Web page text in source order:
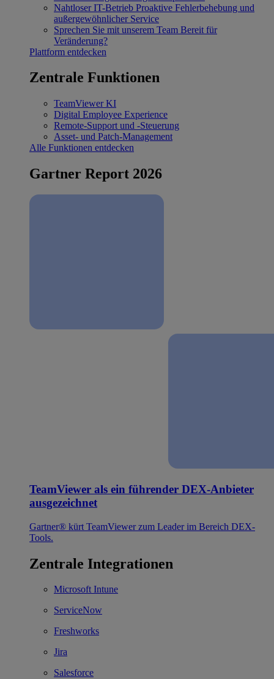
Nahtloser IT-Betrieb Proaktive Fehlerbehebung und
außergewöhnlicher Service
Sprechen Sie mit unserem Team Bereit für
Veränderung?
Plattform entdecken
Zentrale Funktionen
TeamViewer KI
Digital Employee Experience
Remote-Support und -Steuerung
Asset- und Patch-Management
Alle Funktionen entdecken
Gartner Report 2026
TeamViewer als ein führender DEX-Anbieter
ausgezeichnet
Gartner® kürt TeamViewer zum Leader im Bereich DEX-
Tools.
Zentrale Integrationen
Microsoft Intune
ServiceNow
Freshworks
Jira
Salesforce